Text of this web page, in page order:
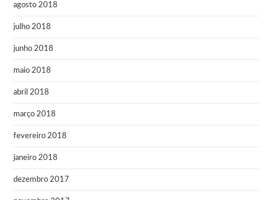
agosto 2018
julho 2018
junho 2018
maio 2018
abril 2018
março 2018
fevereiro 2018
janeiro 2018
dezembro 2017